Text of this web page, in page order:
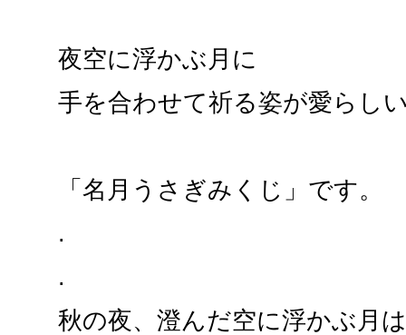
夜空に浮かぶ月に
手を合わせて祈る姿が愛らし
「名月うさぎみくじ」です。
.
.
秋の夜、澄んだ空に浮かぶ月は